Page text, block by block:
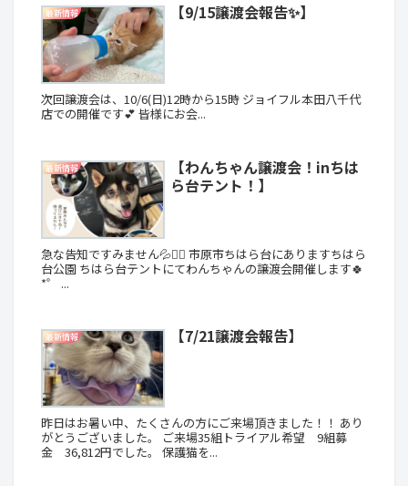
最新情報 【9/15譲渡会報告✨】
次回譲渡会は、10/6(日)12時から15時 ジョイフル本田八千代
店での開催です︎💕︎ 皆様にお会...
最新情報
【わんちゃん譲渡会！inちは
ら台テント！】
急な告知ですみません💦🙇‍♀️ 市原市ちはら台にありますちはら
台公園 ちはら台テントにてわんちゃんの譲渡会開催します🍀
*゜ ...
最新情報 【7/21譲渡会報告】
昨日はお暑い中、たくさんの方にご来場頂きました！！ あり
がとうございました。 ご来場35組トライアル希望 9組募
金 36,812円でした。 保護猫を...